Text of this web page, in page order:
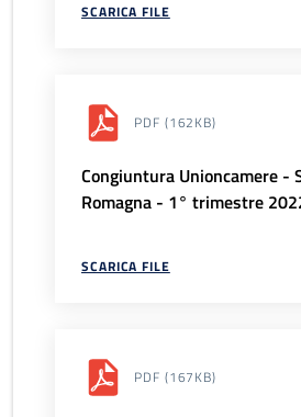
SCARICA FILE
PDF (162KB)
Congiuntura Unioncamere -
Romagna - 1° trimestre
SCARICA FILE
PDF (167KB)